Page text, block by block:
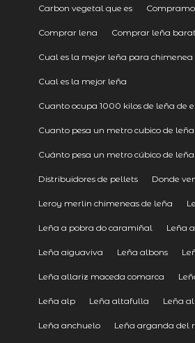
Carbon vegetal que es
Comprar lena Comprar leña
Cual es la mejor leña para chimenea
Cual es la mejor leña
Cuanto ocupa 1000 kilos de leña de
Cuanto pesa un metro cubico de leña
Cuánto pesa un metro cúbico de leña
Distribuidores de pellets Donde
Leroy merlin chimeneas de leña
Leña a pobra do caramiñal Leña
Leña aiguaviva Leña albons
Leña allariz maceda comarca
Leña alp Leña altafulla Leña
Leña anchuelo Leña arganda del